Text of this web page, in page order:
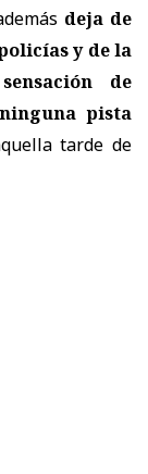
deja de
y de la
sensación de
pista
tarde de